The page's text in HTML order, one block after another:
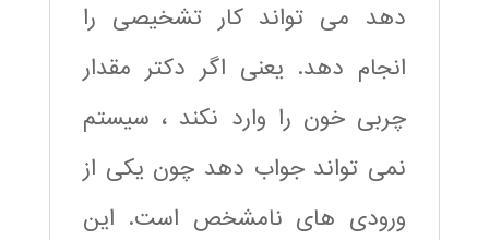
دهد می تواند کار تشخیصی را
انجام دهد. یعنی اگر دکتر مقدار
چربی خون را وارد نکند ، سیستم
نمی تواند جواب دهد چون یکی از
ورودی های نامشخص است. این